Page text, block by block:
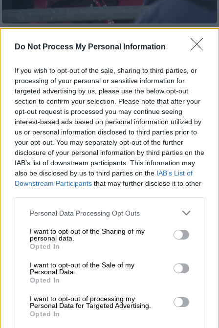
Do Not Process My Personal Information
If you wish to opt-out of the sale, sharing to third parties, or
processing of your personal or sensitive information for
targeted advertising by us, please use the below opt-out
section to confirm your selection. Please note that after your
opt-out request is processed you may continue seeing
interest-based ads based on personal information utilized by
us or personal information disclosed to third parties prior to
your opt-out. You may separately opt-out of the further
disclosure of your personal information by third parties on the
IAB’s list of downstream participants. This information may
also be disclosed by us to third parties on the IAB’s List of
Downstream Participants that may further disclose it to other
Please note that this website/app uses one or more Google
not limited to your visit or usage behaviour. You may click to
grant or deny consent to Google and its third-party tags to
use your data for below specified purposes in below Google
consent section.
Personal Data Processing Opt Outs
I want to opt-out of the Sharing of my
personal data.
Opted In
I want to opt-out of the Sale of my
Personal Data.
Opted In
I want to opt-out of processing my
Personal Data for Targeted Advertising.
Opted In
Προσθέστε το ΕΘΝΟΣ στη Google
Επιστολή στον ομόλογό του πρόεδρο της
Γερμανικής Ποδοσφαιρικής
Ομοσπονδίας,Φριτς Κέλερ, απέστειλε
οΕυάγγελος Γραμμένος, εκφράζοντας τον
αποτροπιασμό του για το «απεχθές συμβάν»
στον αγώνα νέων τουΟλυμπιακούμε
τηνΜπάγερν Μονάχου. Ο πρόεδρος της
ζήτησε συγγνώμη για λογαριασμό της
ελληνικής ποδοσφαιρικής οικογένειας.
γραμματέα Θεόδωρο Θεοδωρίδη
διευθυντή του Τμήματος Εθνικών
ΟμοσπονδιώνΖόραν Λάκοβιτς
και τον
στην Ελλάδα,Χέρμπερτ Χούμπελ
Γραμμένου: